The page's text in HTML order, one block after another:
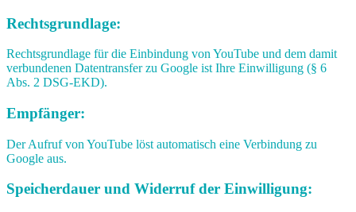
Rechtsgrundlage:
Rechtsgrundlage für die Einbindung von YouTube und dem damit
verbundenen Datentransfer zu Google ist Ihre Einwilligung (§ 6
Abs. 2 DSG-EKD).
Empfänger:
Der Aufruf von YouTube löst automatisch eine Verbindung zu
Google aus.
Speicherdauer und Widerruf der Einwilligung: